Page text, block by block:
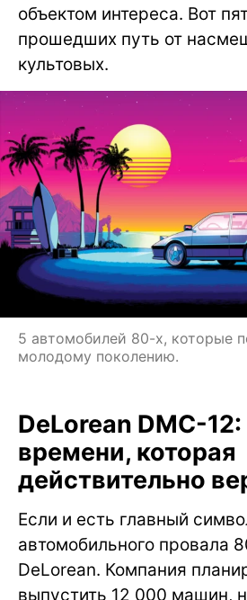
объектом интереса. Вот
прошедших путь от
культовых.
5 автомобилей 80-х, которые
молодому поколению.
DeLorean DMC-
времени, которая
действительно
Если и есть главный
автомобильного провала
DeLorean. Компания
выпустить 12 000 машин,